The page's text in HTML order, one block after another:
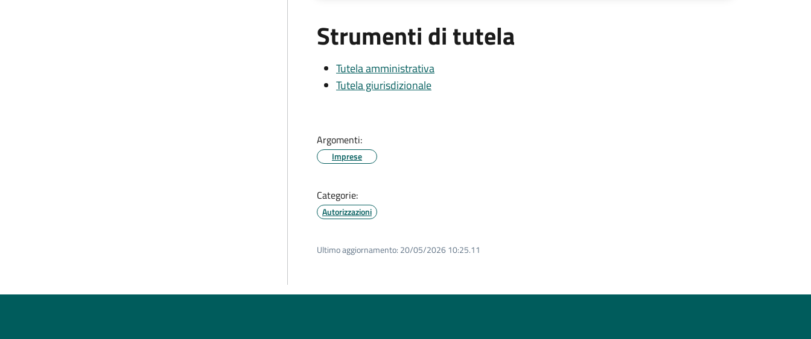
Strumenti di tutela
Tutela amministrativa
Tutela giurisdizionale
Argomenti:
Imprese
Categorie:
Autorizzazioni
Ultimo aggiornamento: 20/05/2026 10:25.11